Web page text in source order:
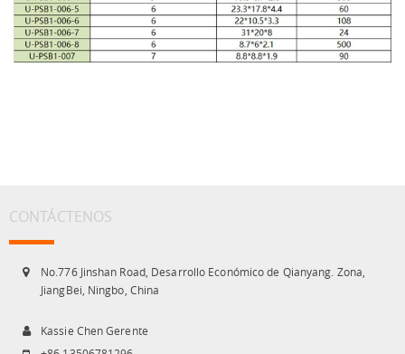
CONTÁCTENOS
No.776 Jinshan Road, Desarrollo Económico de Qianyang. Zona,
JiangBei, Ningbo, China
Kassie Chen Gerente